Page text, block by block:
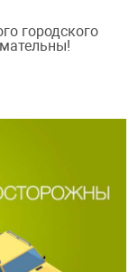
городского